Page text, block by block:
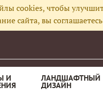
cookies, чтобы
сайта, вы
И ЛАНДШАФТНЫЙ
ДИЗАЙН